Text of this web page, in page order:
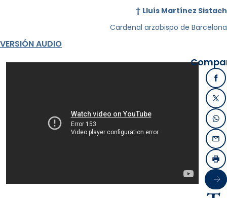
† Lluís Martínez Sistach
Cardenal arzobispo de Barcelona
VERSIÓN AUDIO
X